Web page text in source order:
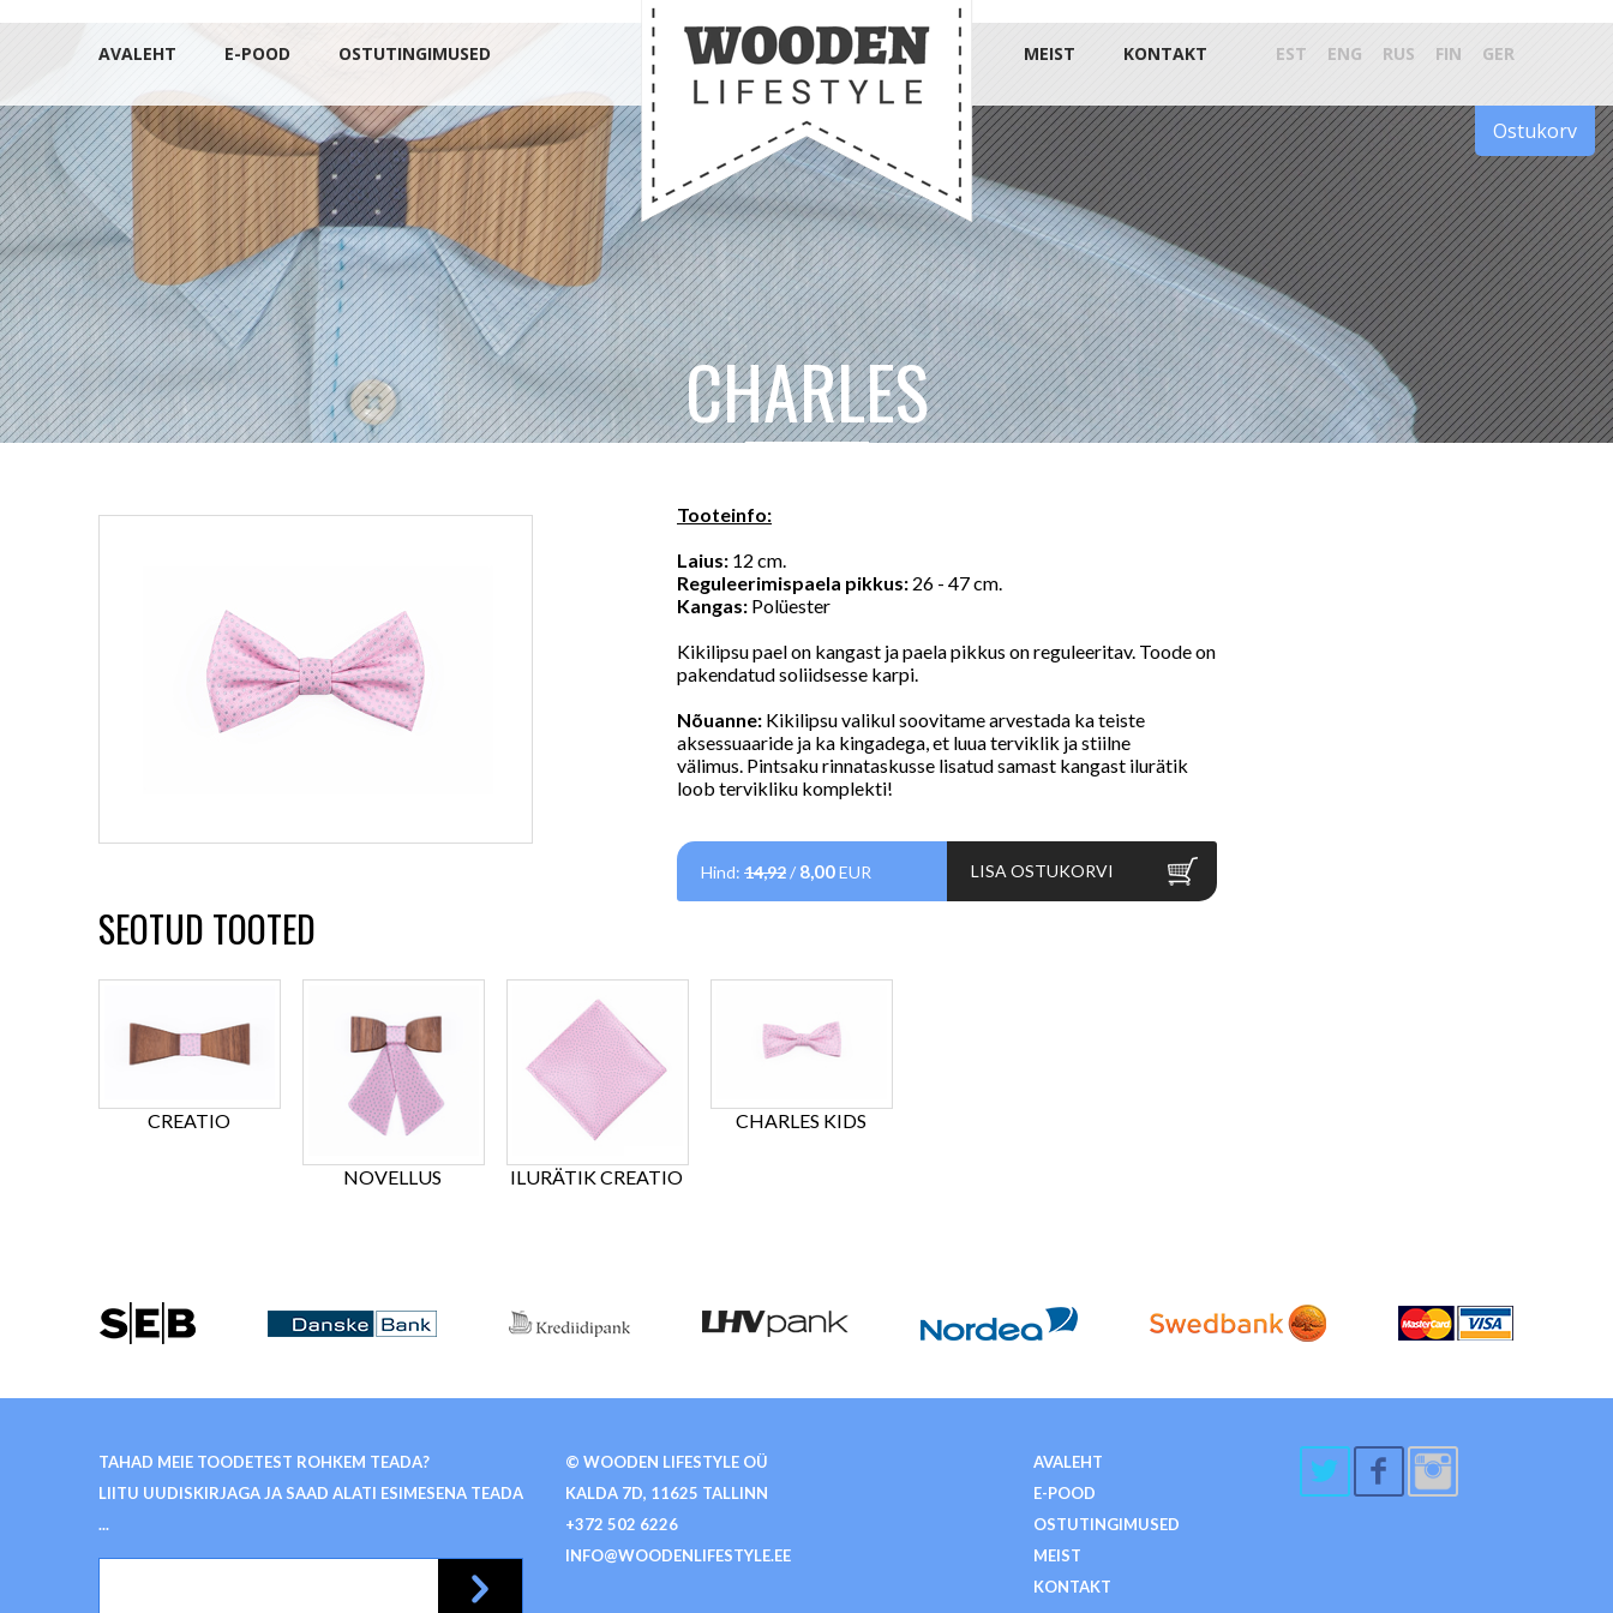
AVALEHT E-POOD OSTUTINGIMUSED MEIST KONTAKT EST ENG RUS FIN GER
Ostukorv
CHARLES
Tooteinfo:
Laius: 12 cm.
Reguleerimispaela pikkus: 26 - 47 cm.
Kangas: Polüester
Kikilipsu pael on kangast ja paela pikkus on reguleeritav. Toode on
pakendatud soliidsesse karpi.
Nõuanne: Kikilipsu valikul soovitame arvestada ka teiste
aksessuaaride ja ka kingadega, et luua terviklik ja stiilne
välimus. Pintsaku rinnataskusse lisatud samast kangast ilurätik
loob tervikliku komplekti!
Hind: 14,92/ 8,00EUR LISA OSTUKORVI
SEOTUD TOOTED
CREATIO
NOVELLUS ILURÄTIK CREATIO
CHARLES KIDS
TAHAD MEIE TOODETEST ROHKEM TEADA?
LIITU UUDISKIRJAGA JA SAAD ALATI ESIMESENA TEADA
...
© WOODEN LIFESTYLE OÜ
KALDA 7D, 11625 TALLINN
+372 502 6226
INFO@WOODENLIFESTYLE.EE
AVALEHT
E-POOD
OSTUTINGIMUSED
MEIST
KONTAKT